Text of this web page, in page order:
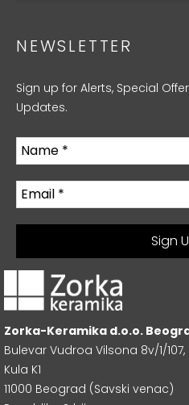
NEWSLETTER
Sign up for Alerts, Special
Updates.
Zorka-Keramika d.o.o.
Bulevar Vudroa Vilsona 8v/1/107,
Kula K1
11000 Beograd (Savski venac)